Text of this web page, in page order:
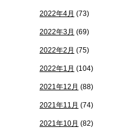
2022年4月 (73)
2022年3月 (69)
2022年2月 (75)
2022年1月 (104)
2021年12月 (88)
2021年11月 (74)
2021年10月 (82)